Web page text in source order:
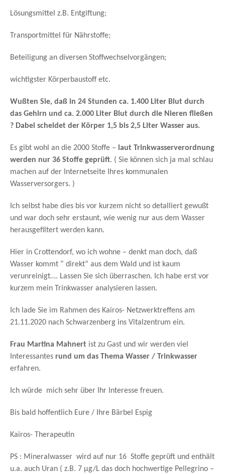
Lösungsmittel z.B. Entgiftung;
Transportmittel für Nährstoffe;
Beteiligung an diversen Stoffwechselvorgängen;
wichtigster Körperbaustoff etc.
Wußten Sie, daß in 24 Stunden ca. 1.400 Liter Blut durch
das Gehirn und ca. 2.000 Liter Blut durch die Nieren fließen
? Dabei scheidet der Körper 1,5 bis 2,5 Liter Wasser aus.
Es gibt wohl an die 2000 Stoffe – laut Trinkwasserverordnung
werden nur 36 Stoffe geprüft. ( Sie können sich ja mal schlau
machen auf der Internetseite Ihres kommunalen
Wasserversorgers. )
Ich selbst habe dies bis vor kurzem nicht so detalliert gewußt
und war doch sehr erstaunt, wie wenig nur aus dem Wasser
herausgefiltert werden kann.
Hier in Crottendorf, wo ich wohne – denkt man doch, daß
Wasser kommt “ direkt“ aus dem Wald und ist kaum
verunreinigt…. Lassen Sie sich überraschen. Ich habe erst vor
kurzem mein Trinkwasser analysieren lassen.
Ich lade Sie im Rahmen des Kairos- Netzwerktreffens am
21.11.2020 nach Schwarzenberg ins Vitalzentrum ein.
Frau Martina Mahnert ist zu Gast und wir werden viel
Interessantes rund um das Thema Wasser / Trinkwasser
erfahren.
Ich würde mich sehr über Ihr Interesse freuen.
Bis bald hoffentlich Eure / Ihre Bärbel Espig
Kairos- Therapeutin
PS : Mineralwasser wird auf nur 16 Stoffe geprüft und enthält
u.a. auch Uran ( z.B. 7 µg/L das doch hochwertige Pellegrino –